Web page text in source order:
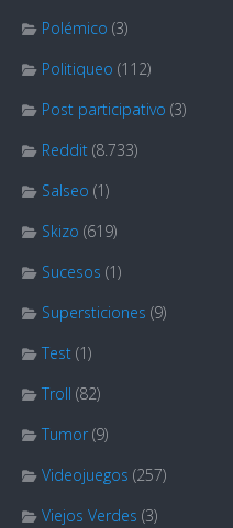
Polémico (3)
Politiqueo (112)
Post participativo (3)
Reddit (8.733)
Salseo (1)
Skizo (619)
Sucesos (1)
Supersticiones (9)
Test (1)
Troll (82)
Tumor (9)
Videojuegos (257)
Viejos Verdes (3)